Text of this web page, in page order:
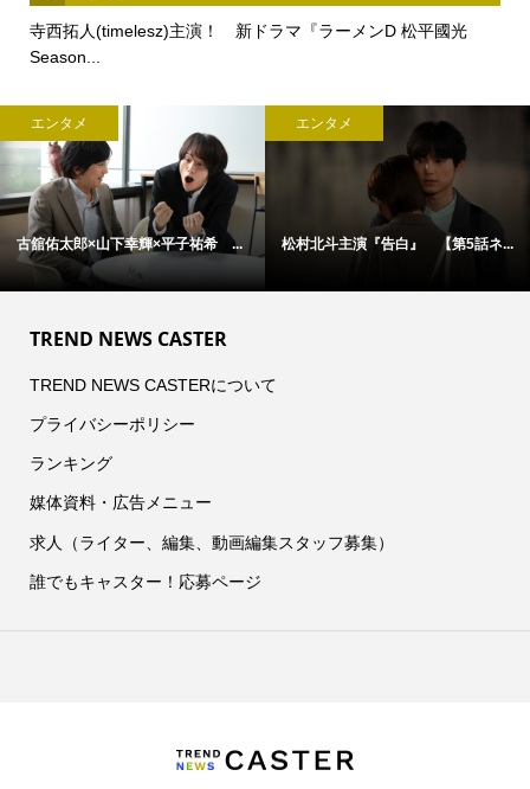
寺西拓人(timelesz)主演！ 新ドラマ『ラーメンD 松平國光
Season...
エンタメ
古舘佑太郎×山下幸輝×平子祐希 ...
エンタメ
松村北斗主演『告白』 【第5話ネ...
TREND NEWS CASTER
TREND NEWS CASTERについて
プライバシーポリシー
ランキング
媒体資料・広告メニュー
求人（ライター、編集、動画編集スタッフ募集）
誰でもキャスター！応募ページ